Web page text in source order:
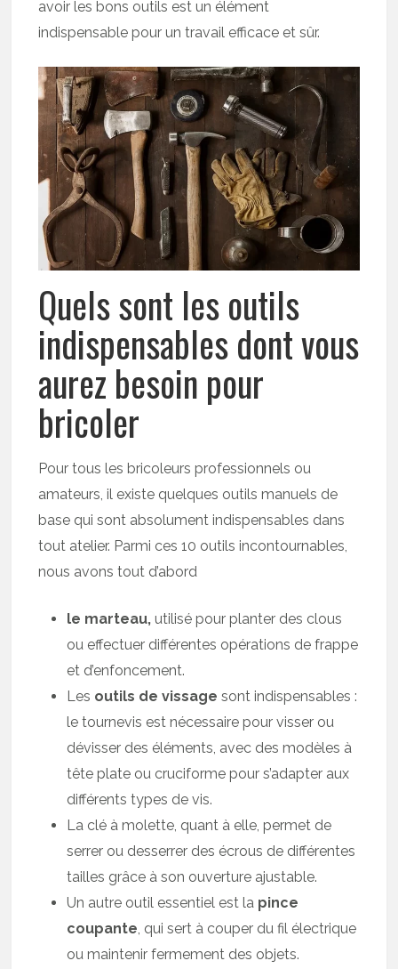
avoir les bons outils est un élément
indispensable pour un travail efficace et sûr.
Quels sont les outils
indispensables dont vous
aurez besoin pour
bricoler
Pour tous les bricoleurs professionnels ou
amateurs, il existe quelques outils manuels de
base qui sont absolument indispensables dans
tout atelier. Parmi ces 10 outils incontournables,
nous avons tout d’abord
le marteau, utilisé pour planter des clous
ou effectuer différentes opérations de frappe
et d’enfoncement.
Les outils de vissage sont indispensables :
le tournevis est nécessaire pour visser ou
dévisser des éléments, avec des modèles à
tête plate ou cruciforme pour s’adapter aux
différents types de vis.
La clé à molette, quant à elle, permet de
serrer ou desserrer des écrous de différentes
tailles grâce à son ouverture ajustable.
Un autre outil essentiel est la pince
coupante , qui sert à couper du fil électrique
ou maintenir fermement des objets.